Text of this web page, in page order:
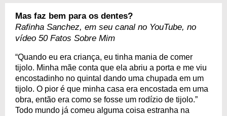
Mas faz bem para os dentes?
Rafinha Sanchez, em seu canal no YouTube, no
vídeo 50 Fatos Sobre Mim
“Quando eu era criança, eu tinha mania de comer
tijolo. Minha mãe conta que ela abriu a porta e me viu
encostadinho no quintal dando uma chupada em um
tijolo. O pior é que minha casa era encostada em uma
obra, então era como se fosse um rodízio de tijolo.”
Todo mundo já comeu alguma coisa estranha na